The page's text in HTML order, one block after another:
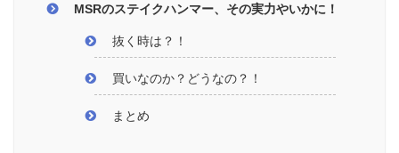
MSRのステイクハンマー、その実力やいかに！
抜く時は？！
買いなのか？どうなの？！
まとめ